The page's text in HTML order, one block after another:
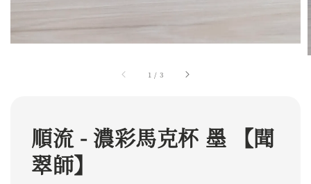
1 / 3
順流 - 濃彩馬克杯 墨 【聞
翠師】